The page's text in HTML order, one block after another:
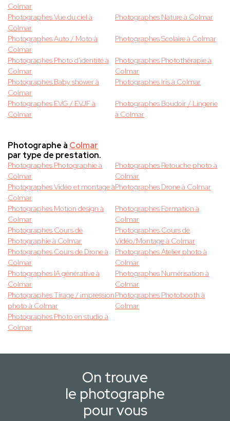
Colmar
Photographes Vue du ciel à
Colmar
Photographes Nature à Colmar
Photographes Auto / Moto à
Colmar
Photographes Scolaire à Colmar
Photographes Photo d'identité à
Colmar
Photographes Photothérapie à
Colmar
Photographes Baby shower à
Colmar
Photographes Iris à Colmar
Photographes EVG / EVJF à
Colmar
Photographes Boudoir / Lingerie
à Colmar
Photographe à Colmar
par type de prestation.
Photographes Photographie à
Colmar
Photographes Retouche photo à
Colmar
Photographes Vidéo et montage à
Colmar
Photographes Drone à Colmar
Photographes Motion design à
Colmar
Photographes Formation à
Colmar
Photographes Cours de
Photographie à Colmar
Photographes Cours de
Vidéo/Montage à Colmar
Photographes Cours de Drone à
Colmar
Photographes Atelier photo à
Colmar
Photographes IA générative à
Colmar
Photographes Numérisation à
Colmar
Photographes Tirage / impression
photo à Colmar
Photographes Photobooth à
Colmar
Photographes Photo en studio à
Colmar
On trouve
le photographe
pour vous